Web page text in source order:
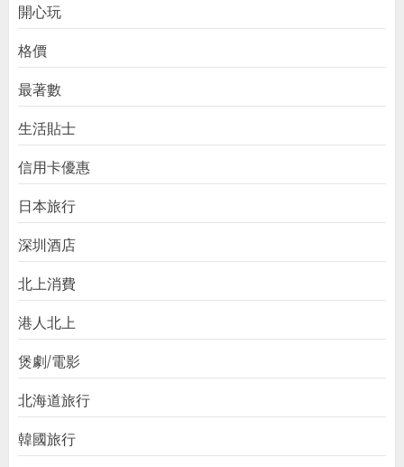
開心玩
格價
最著數
生活貼士
信用卡優惠
日本旅行
深圳酒店
北上消費
港人北上
煲劇/電影
北海道旅行
韓國旅行